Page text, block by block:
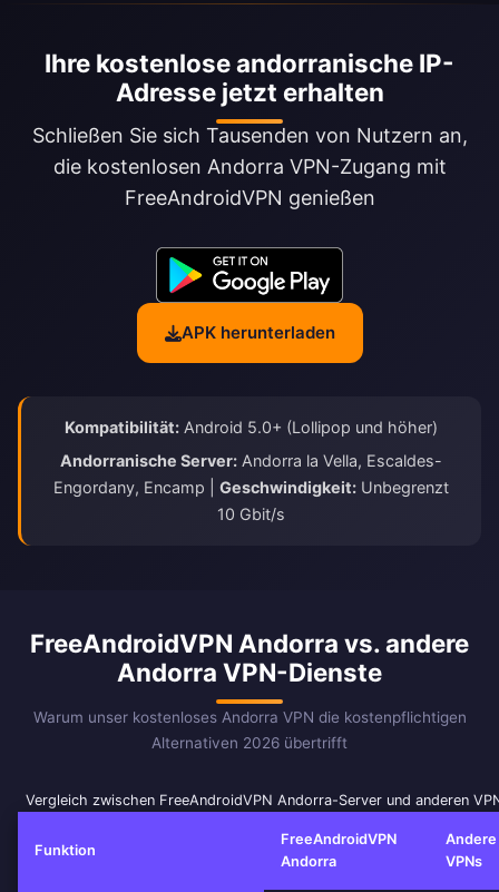
Ihre kostenlose andorranische IP-
Adresse jetzt erhalten
Schließen Sie sich Tausenden von Nutzern an,
die kostenlosen Andorra VPN-Zugang mit
FreeAndroidVPN genießen
APK herunterladen
Kompatibilität: Android 5.0+ (Lollipop und höher)
Andorranische Server: Andorra la Vella, Escaldes-
Engordany, Encamp | Geschwindigkeit: Unbegrenzt
10 Gbit/s
FreeAndroidVPN Andorra vs. andere
Andorra VPN-Dienste
Warum unser kostenloses Andorra VPN die kostenpflichtigen
Alternativen 2026 übertrifft
Vergleich zwischen FreeAndroidVPN Andorra-Server und anderen
Funktion
FreeAndroidVPN
Andorra
VPNs